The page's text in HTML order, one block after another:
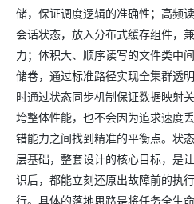
储，保证调度逻辑的准确性；高频
会话状态，放入分布式缓存组件，
力；体积大、顺序读写的文件类中
储卷，通过标准路径实现全集群透
时通过状态同步机制保证数据映射
垮整体性能，也不会因为追求速度
错能力之间找到精准的平衡点。状
层基础，整套设计的核心目标，是
识后，都能立刻还原出故障前的执
行。具体的落地思路是将任务全生